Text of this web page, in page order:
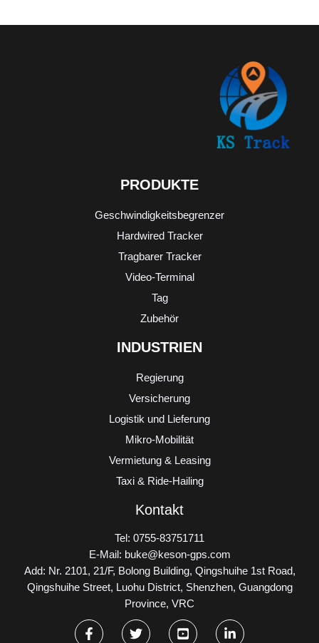
PRODUKTE
Geschwindigkeitsbegrenzer
Hardwired Tracker
Tragbarer Tracker
Video-Terminal
Tag
Zubehör
INDUSTRIEN
Regierung
Versicherung
Logistik und Lieferung
Mikro-Mobilität
Vermietung & Leasing
Taxi & Ride-Hailing
Kontakt
Tel: 0755-83751711
E-Mail: buke@keson-gps.com
Add: Nr. 2101, 21/F, Bolong Building, Qingshuihe 1st Road,
Qingshuihe Street, Luohu District, Shenzhen, Guangdong
Province, VRC